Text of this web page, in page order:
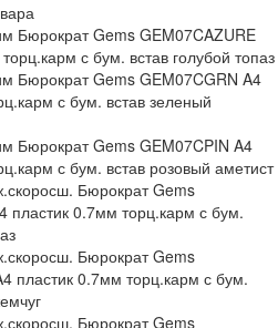
Бюрократ Gems GEM07CAZURE
с бум. встав голубой топаз
Бюрократ Gems GEM07CGRN A4
с бум. встав зеленый
Бюрократ Gems GEM07CPIN A4
с бум. встав розовый аметист
Бюрократ Gems
пластик 0.7мм торц.карм с бум.
Бюрократ Gems
пластик 0.7мм торц.карм с бум.
Бюрократ Gems